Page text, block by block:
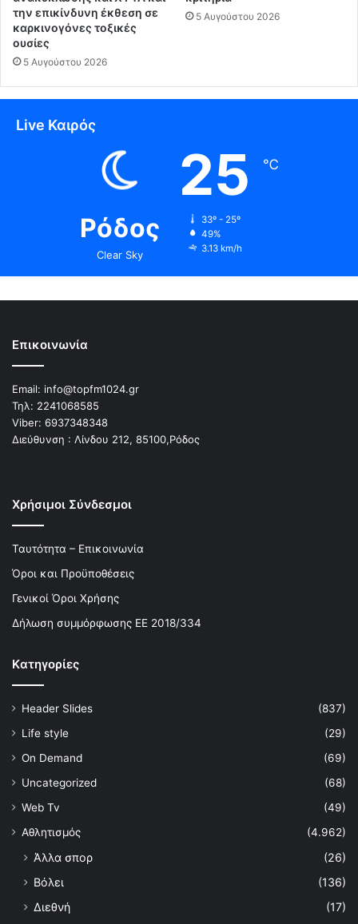
την επικίνδυνη έκθεση σε
καρκινογόνες τοξικές
ουσίες
5 Αυγούστου 2026
5 Αυγούστου 2026
Live Καιρός
Ρόδος
Clear Sky
25 ℃
33º - 25º
49%
3.13 km/h
Επικοινωνία
Email: info@topfm1024.gr
Τηλ: 2241068585
Viber: 6937348348
Διεύθυνση : Λίνδου 212, 85100,Ρόδος
Χρήσιμοι Σύνδεσμοι
Ταυτότητα – Επικοινωνία
Όροι και Προϋποθέσεις
Γενικοί Όροι Χρήσης
Δήλωση συμμόρφωσης ΕΕ 2018/334
Kατηγορίες
Header Slides
(837)
Life style
(29)
On Demand
(69)
Uncategorized
(68)
Web Tv
(49)
Αθλητισμός
(4.962)
Άλλα σπορ
(26)
Βόλει
(136)
Διεθνή
(17)